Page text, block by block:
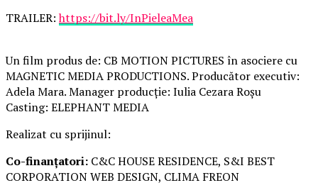
TRAILER:https://bit.ly/InPieleaMea
Un film produs de: CB MOTION PICTURES în asociere cu
MAGNETIC MEDIA PRODUCTIONS. Producător executiv:
Adela Mara. Manager producție: Iulia Cezara Roșu
Casting: ELEPHANT MEDIA
Realizat cu sprijinul:
Co-finanțatori: C&C HOUSE RESIDENCE, S&I BEST
CORPORATION WEB DESIGN, CLIMA FREON